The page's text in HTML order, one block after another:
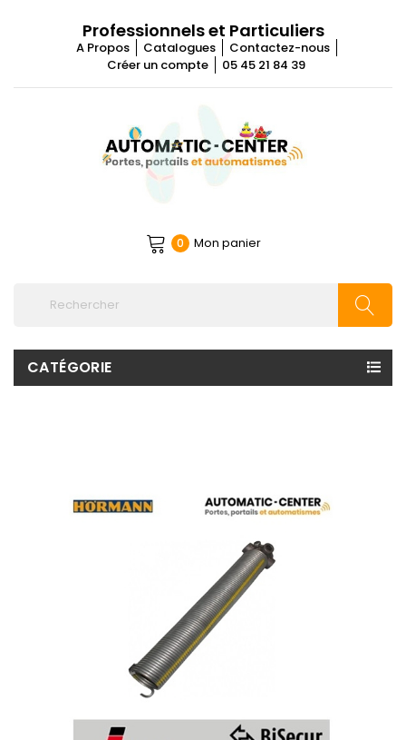
Professionnels et Particuliers
A Propos Catalogues
Contactez-nous
Créer un compte
05 45 21 84 39
0 Mon panier
CATÉGORIE